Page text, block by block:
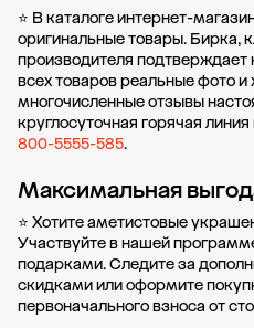
⭐ В каталоге интернет-
оригинальные товары. Бирка,
производителя подтверждает
всех товаров реальные фото и
многочисленные отзывы
круглосуточная горячая
800-5555-585.
Максимальная
⭐ Хотите аметистовые
Участвуйте в нашей
подарками. Следите за
скидкамиили оформите
первоначального взноса от